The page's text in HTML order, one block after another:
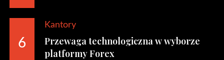
6
Kantory
Przewaga technologiczna w wyborze
platformy Forex